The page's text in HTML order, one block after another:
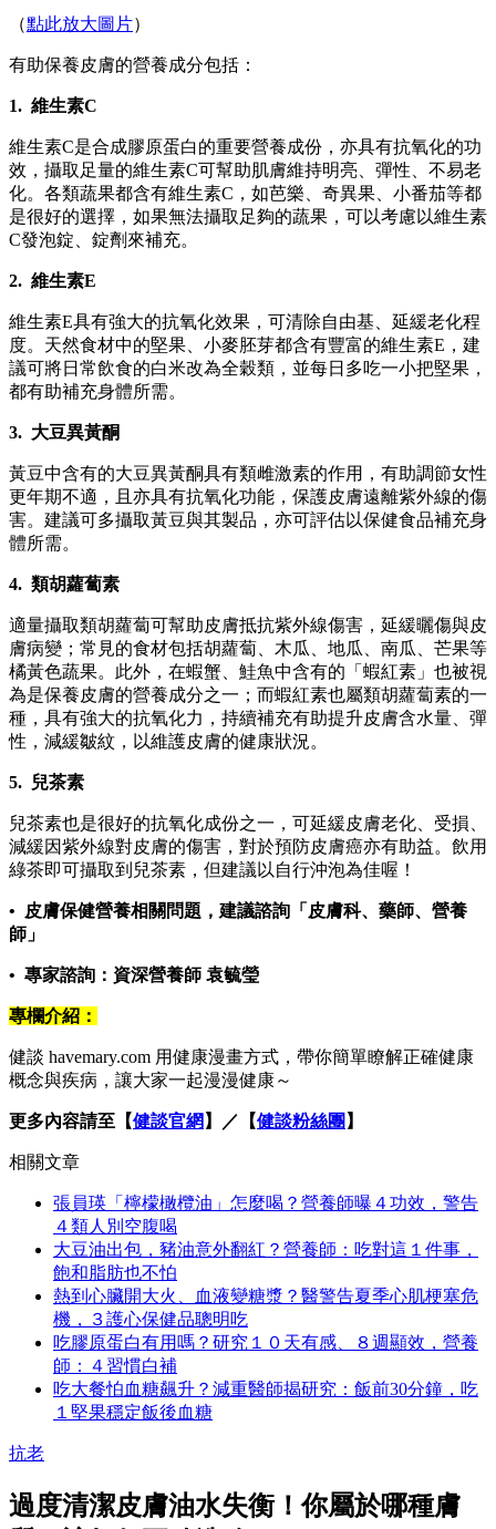
（點此放大圖片）
有助保養皮膚的營養成分包括：
1. 維生素C
維生素C是合成膠原蛋白的重要營養成份，亦具有抗氧化的功
效，攝取足量的維生素C可幫助肌膚維持明亮、彈性、不易老
化。各類蔬果都含有維生素C，如芭樂、奇異果、小番茄等都
是很好的選擇，如果無法攝取足夠的蔬果，可以考慮以維生素
C發泡錠、錠劑來補充。
2. 維生素E
維生素E具有強大的抗氧化效果，可清除自由基、延緩老化程
度。天然食材中的堅果、小麥胚芽都含有豐富的維生素E，建
議可將日常飲食的白米改為全穀類，並每日多吃一小把堅果，
都有助補充身體所需。
3. 大豆異黃酮
黃豆中含有的大豆異黃酮具有類雌激素的作用，有助調節女性
更年期不適，且亦具有抗氧化功能，保護皮膚遠離紫外線的傷
害。建議可多攝取黃豆與其製品，亦可評估以保健食品補充身
體所需。
4. 類胡蘿蔔素
適量攝取類胡蘿蔔可幫助皮膚抵抗紫外線傷害，延緩曬傷與皮
膚病變；常見的食材包括胡蘿蔔、木瓜、地瓜、南瓜、芒果等
橘黃色蔬果。此外，在蝦蟹、鮭魚中含有的「蝦紅素」也被視
為是保養皮膚的營養成分之一；而蝦紅素也屬類胡蘿蔔素的一
種，具有強大的抗氧化力，持續補充有助提升皮膚含水量、彈
性，減緩皺紋，以維護皮膚的健康狀況。
5. 兒茶素
兒茶素也是很好的抗氧化成份之一，可延緩皮膚老化、受損、
減緩因紫外線對皮膚的傷害，對於預防皮膚癌亦有助益。飲用
綠茶即可攝取到兒茶素，但建議以自行沖泡為佳喔！
• 皮膚保健營養相關問題，建議諮詢「皮膚科、藥師、營養
師」
• 專家諮詢：資深營養師 袁毓瑩
專欄介紹：
健談 havemary.com 用健康漫畫方式，帶你簡單瞭解正確健康
概念與疾病，讓大家一起漫漫健康～
更多內容請至【健談官網 】／【健談粉絲團 】
相關文章
張員瑛「檸檬橄欖油」怎麼喝？營養師曝４功效，警告
４類人別空腹喝
大豆油出包，豬油意外翻紅？營養師：吃對這１件事，
飽和脂肪也不怕
熱到心臟開大火、血液變糖漿？醫警告夏季心肌梗塞危
機，３護心保健品聰明吃
吃膠原蛋白有用嗎？研究１０天有感、８週顯效，營養
師：４習慣白補
吃大餐怕血糖飆升？減重醫師揭研究：飯前30分鐘，吃
１堅果穩定飯後血糖
抗老
過度清潔皮膚油水失衡！你屬於哪種膚